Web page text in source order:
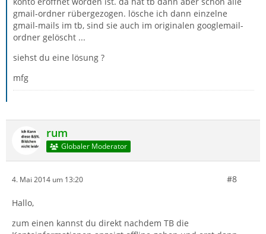
gmail-ordner rübergezogen. lösche ich dann einzelne
gmail-mails im tb, sind sie auch im originalen googlemail-
ordner gelöscht ...
siehst du eine lösung ?
mfg
rum
Globaler Moderator
4. Mai 2014 um 13:20 #8
Hallo,
zum einen kannst du direkt nachdem TB die